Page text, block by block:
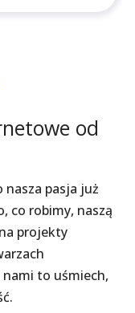
od
pasja już
co robimy, naszą
projekty
to uśmiech,